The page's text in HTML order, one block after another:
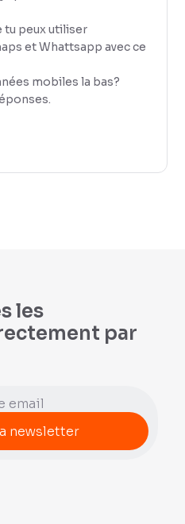
tu peux utiliser
et Whattsapp avec ce
mobiles la bas?
les
par